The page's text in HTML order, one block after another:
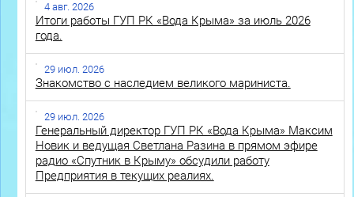
4 авг. 2026
Итоги работы ГУП РК «Вода Крыма» за июль 2026
года.
29 июл. 2026
Знакомство с наследием великого мариниста.
29 июл. 2026
Генеральный директор ГУП РК «Вода Крыма» Максим
Новик и ведущая Светлана Разина в прямом эфире
радио «Спутник в Крыму» обсудили работу
Предприятия в текущих реалиях.